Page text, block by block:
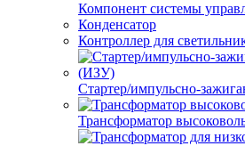
Компонент системы
Конденсатор
Контроллер для
Стартер/импульсно-
Трансформатор